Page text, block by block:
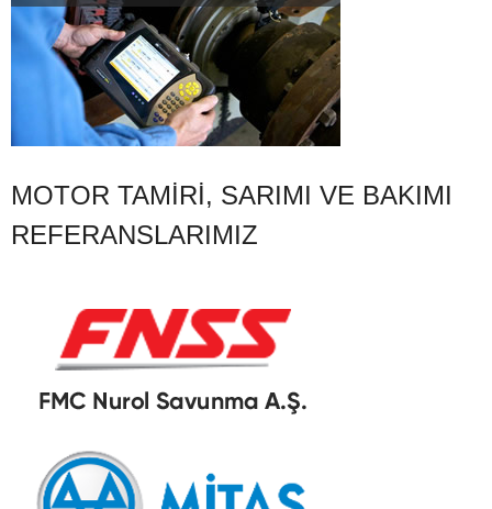
MOTOR TAMIRI, SARIMI VE BAKIMI
REFERANSLARIMIZ